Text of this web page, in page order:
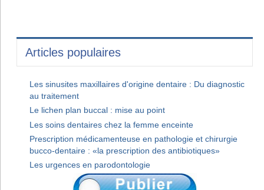
Articles populaires
Les sinusites maxillaires d'origine dentaire : Du diagnostic
au traitement
Le lichen plan buccal : mise au point
Les soins dentaires chez la femme enceinte
Prescription médicamenteuse en pathologie et chirurgie
bucco-dentaire : «la prescription des antibiotiques»
Les urgences en parodontologie